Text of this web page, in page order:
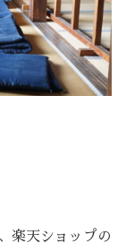
楽天ショップの